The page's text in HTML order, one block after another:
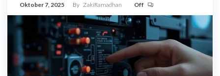
Oktober 7, 2025 By ZakiRamadhan Off